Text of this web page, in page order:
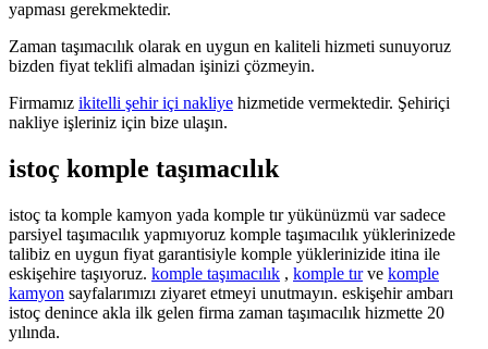
yapması gerekmektedir.
Zaman taşımacılık olarak en uygun en kaliteli hizmeti sunuyoruz
bizden fiyat teklifi almadan işinizi çözmeyin.
Firmamız ikitelli şehir içi nakliye hizmetide vermektedir. Şehiriçi
nakliye işleriniz için bize ulaşın.
istoç komple taşımacılık
istoç ta komple kamyon yada komple tır yükünüzmü var sadece
parsiyel taşımacılık yapmıyoruz komple taşımacılık yüklerinizede
talibiz en uygun fiyat garantisiyle komple yüklerinizide itina ile
eskişehire taşıyoruz. komple taşımacılık , komple tırve komple
kamyon sayfalarımızı ziyaret etmeyi unutmayın. eskişehir ambarı
istoç denince akla ilk gelen firma zaman taşımacılık hizmette 20
yılında.